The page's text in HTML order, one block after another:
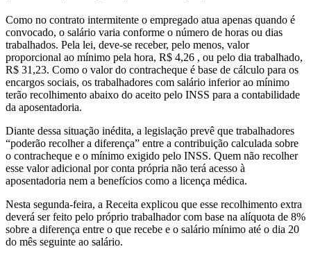
Como no contrato intermitente o empregado atua apenas quando é
convocado, o salário varia conforme o número de horas ou dias
trabalhados. Pela lei, deve-se receber, pelo menos, valor
proporcional ao mínimo pela hora, R$ 4,26 , ou pelo dia trabalhado,
R$ 31,23. Como o valor do contracheque é base de cálculo para os
encargos sociais, os trabalhadores com salário inferior ao mínimo
terão recolhimento abaixo do aceito pelo INSS para a contabilidade
da aposentadoria.
Diante dessa situação inédita, a legislação prevê que trabalhadores
“poderão recolher a diferença” entre a contribuição calculada sobre
o contracheque e o mínimo exigido pelo INSS. Quem não recolher
esse valor adicional por conta própria não terá acesso à
aposentadoria nem a benefícios como a licença médica.
Nesta segunda-feira, a Receita explicou que esse recolhimento extra
deverá ser feito pelo próprio trabalhador com base na alíquota de 8%
sobre a diferença entre o que recebe e o salário mínimo até o dia 20
do mês seguinte ao salário.